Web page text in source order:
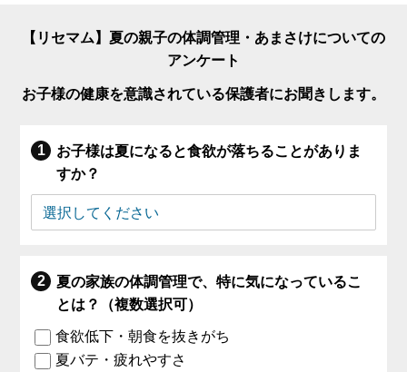
【リセマム】夏の親子の体調管理・あまさけについての
アンケート
お子様の健康を意識されている保護者にお聞きします。
お子様は夏になると食欲が落ちることがありま
すか？
夏の家族の体調管理で、特に気になっているこ
とは？（複数選択可）
食欲低下・朝食を抜きがち
夏バテ・疲れやすさ